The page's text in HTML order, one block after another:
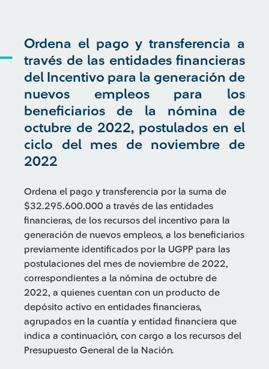
Ordena el pago y transferencia a
través de las entidades financieras
del Incentivo para la generación de
nuevos empleos para los
beneficiarios de la nómina de
octubre de 2022, postulados en el
ciclo del mes de noviembre de
2022
Ordena el pago y transferencia por la suma de
$32.295.600.000 a través de las entidades
financieras, de los recursos del incentivo para la
generación de nuevos empleos, a los beneficiarios
previamente identificados por la UGPP para las
postulaciones del mes de noviembre de 2022,
correspondientes a la nómina de octubre de
2022, a quienes cuentan con un producto de
depósito activo en entidades financieras,
agrupados en la cuantía y entidad financiera que
indica a continuación, con cargo a los recursos del
Presupuesto General de la Nación.